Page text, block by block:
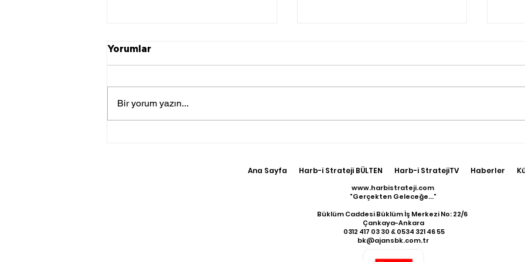
Yorumlar
Bir yorum yazın...
Ana Sayfa Harb-i Strateji BÜLTEN Harb-i StratejiTV Haberler
www.harbistrateji.com
"Gerçekten Geleceğe..."
Büklüm Caddesi Büklüm İş Merkezi No: 22/6
Çankaya-Ankara
​ 0312 417 03 30 & 0534 321 46 55
bk@ajansbk.com.tr